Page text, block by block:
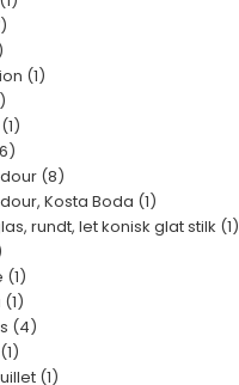
(1)
(8)
Kosta Boda (1)
rundt, let konisk glat stilk (1)
(1)
(4)
(1)